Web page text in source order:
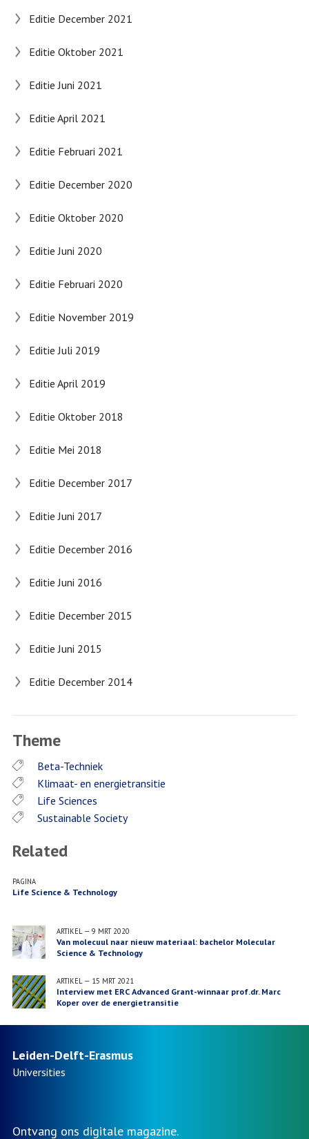
Editie December 2021
Editie Oktober 2021
Editie Juni 2021
Editie April 2021
Editie Februari 2021
Editie December 2020
Editie Oktober 2020
Editie Juni 2020
Editie Februari 2020
Editie November 2019
Editie Juli 2019
Editie April 2019
Editie Oktober 2018
Editie Mei 2018
Editie December 2017
Editie Juni 2017
Editie December 2016
Editie Juni 2016
Editie December 2015
Editie Juni 2015
Editie December 2014
Theme
Beta-Techniek
Klimaat- en energietransitie
Life Sciences
Sustainable Society
Related
PAGINA
Life Science & Technology
ARTIKEL— 9 MRT 2020
Van molecuul naar nieuw materiaal: bachelor Molecular
Science & Technology
ARTIKEL— 15 MRT 2021
Interview met ERC Advanced Grant-winnaar prof.dr. Marc
Koper over de energietransitie
Leiden-Delft-Erasmus
Universities
Ontvang ons digitale magazine.